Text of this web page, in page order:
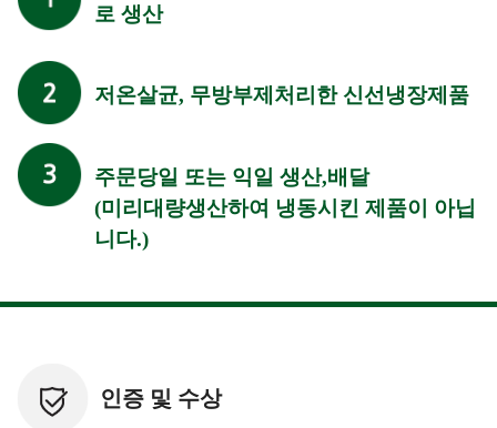
로 생산
저온살균, 무방부제처리한 신선냉장제품
주문당일 또는 익일 생산,배달
(미리대량생산하여 냉동시킨 제품이 아닙
니다.)
인증 및 수상